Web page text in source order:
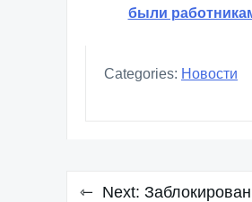
были
Categories: Новости
Навигация
Next: